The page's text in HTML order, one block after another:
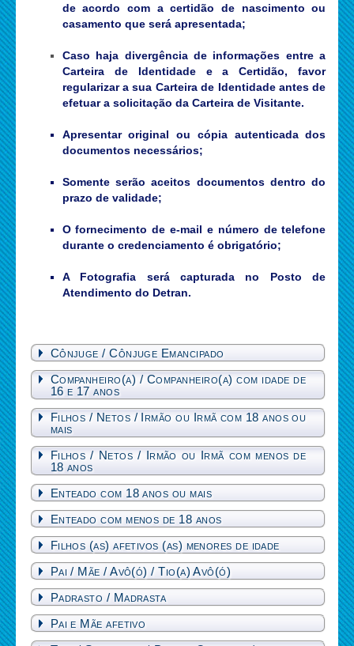
de acordo com a certidão de nascimento ou
casamento que será apresentada;
Caso haja divergência de informações entre a
Carteira de Identidade e a Certidão, favor
regularizar a sua Carteira de Identidade antes de
efetuar a solicitação da Carteira de Visitante.
Apresentar original ou cópia autenticada dos
documentos necessários;
Somente serão aceitos documentos dentro do
prazo de validade;
O fornecimento de e-mail e número de telefone
durante o credenciamento é obrigatório;
A Fotografia será capturada no Posto de
Atendimento do Detran.
Cônjuge / Cônjuge Emancipado
Companheiro(a) / Companheiro(a) com idade de
16 e 17 anos
Filhos / Netos / Irmão ou Irmã com 18 anos ou
mais
Filhos / Netos / Irmão ou Irmã com menos de
18 anos
Enteado com 18 anos ou mais
Enteado com menos de 18 anos
Filhos (as) afetivos (as) menores de idade
Pai / Mãe / Avô(ó) / Tio(a) Avô(ó)
Padrasto / Madrasta
Pai e Mãe afetivo